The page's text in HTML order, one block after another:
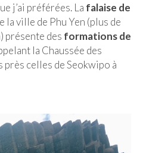
j’ai préférées. La falaise de
la ville de Phu Yen (plus de
présente des formations de
la Chaussée des
près celles de Seokwipo à